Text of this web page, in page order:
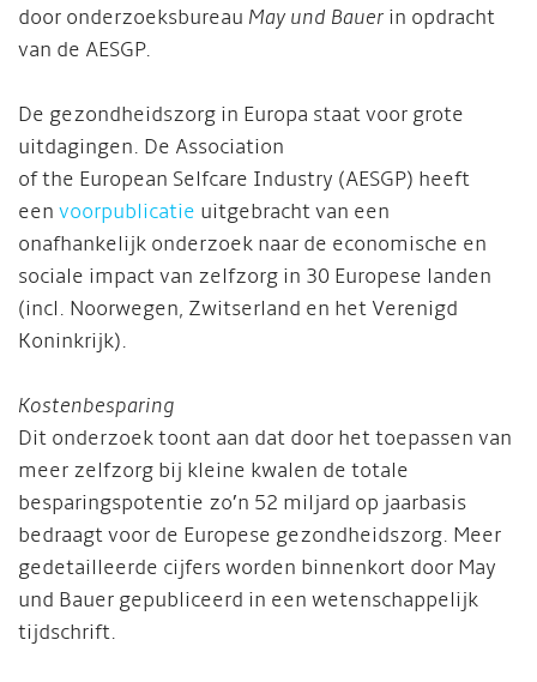
door onderzoeksbureau May und Bauer in opdracht
van de AESGP.
De gezondheidszorg in Europa staat voor grote
uitdagingen. De Association
of the European Selfcare Industry (AESGP) heeft
een voorpublicatie uitgebracht van een
onafhankelijk onderzoek naar de economische en
sociale impact van zelfzorg in 30 Europese landen
(incl. Noorwegen, Zwitserland en het Verenigd
Koninkrijk).
Kostenbesparing
Dit onderzoek toont aan dat door het toepassen van
meer zelfzorg bij kleine kwalen de totale
besparingspotentie zo’n 52 miljard op jaarbasis
bedraagt voor de Europese gezondheidszorg. Meer
gedetailleerde cijfers worden binnenkort door May
und Bauer gepubliceerd in een wetenschappelijk
tijdschrift.